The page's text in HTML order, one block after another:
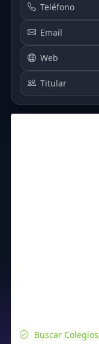
Teléfono
Email
Web
Titular
Buscar